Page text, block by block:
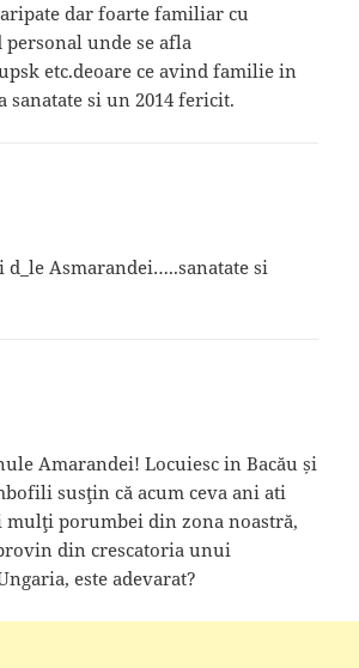
dar foarte familiar cu
unde se afla
etc.deoare ce avind familie in
sanatate si un 2014 fericit.
Asmarandei…..sanatate si
Amarandei! Locuiesc in Bacău și
susţin că acum ceva ani ati
mulţi porumbei din zona noastră,
din crescatoria unui
este adevarat?